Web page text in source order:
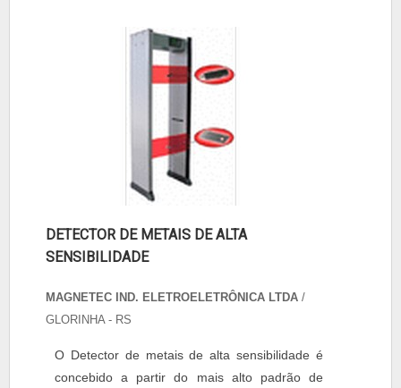
DETECTOR DE METAIS DE ALTA
SENSIBILIDADE
MAGNETEC IND. ELETROELETRÔNICA LTDA /
GLORINHA - RS
O Detector de metais de alta sensibilidade é
concebido a partir do mais alto padrão de